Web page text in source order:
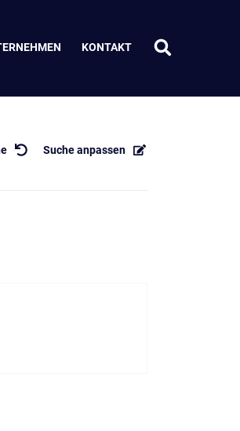
KONTAKT
Suche anpassen